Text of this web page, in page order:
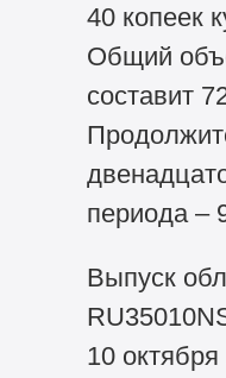
40 копеек
Общий
составит
периода –
Выпуск
10